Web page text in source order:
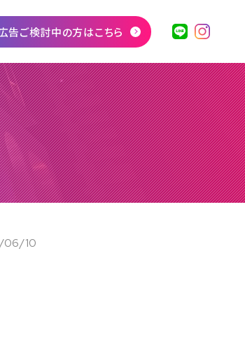
告ご検討中の方はこちら
06/10